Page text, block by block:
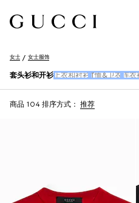
女士 女士服饰
套头衫和开衫 上衣和衬衫 T恤&卫衣 连衣
商品 104 排序方式： 推荐